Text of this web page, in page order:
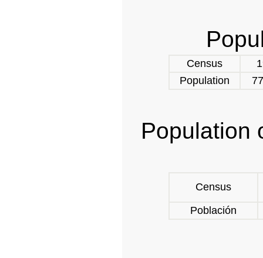
Census
Population
Population
Census
Población